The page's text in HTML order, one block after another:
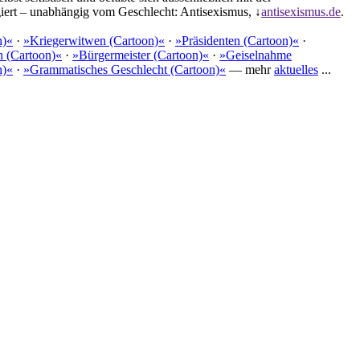
– unabhängig vom Geschlecht: Antisexismus, ↓antisexismus.de.
· »Kriegerwitwen (Cartoon)« · »Präsidenten (Cartoon)« ·
(Cartoon)« · »Bürgermeister (Cartoon)« · »Geiselnahme
· »Grammatisches Geschlecht (Cartoon)« — mehraktuelles ...